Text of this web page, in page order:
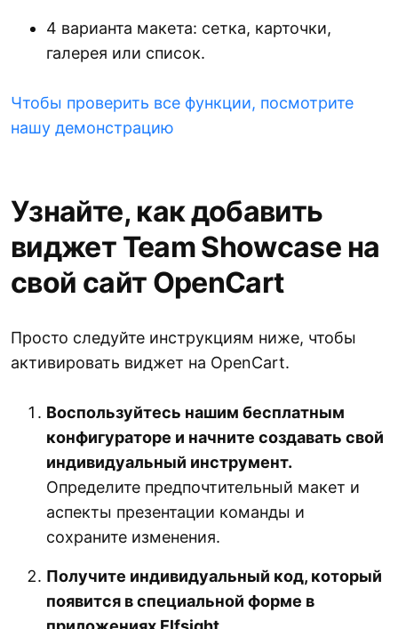
4 варианта макета: сетка, карточки,
галерея или список.
Чтобы проверить все функции, посмотрите
нашу демонстрацию
Узнайте, как добавить
виджет Team Showcase на
свой сайт OpenCart
Просто следуйте инструкциям ниже, чтобы
активировать виджет на OpenCart.
Воспользуйтесь нашим бесплатным
конфигураторе и начните создавать свой
индивидуальный инструмент.
Определите предпочтительный макет и
аспекты презентации команды и
сохраните изменения.
Получите индивидуальный код, который
появится в специальной форме в